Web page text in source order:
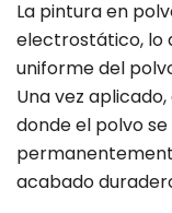
La pintura en
electrostático, lo
uniforme del
Una vez
donde el polvo
acabado